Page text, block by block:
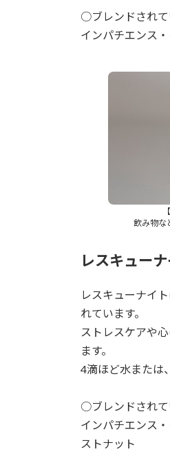
○ブレンドされて
インパチエンス
飲み物な
レスキュー
レスキューナイ
れています。
ストレスケアや
ます。
4滴ほど水または
○ブレンドされて
インパチエンス
ストナット